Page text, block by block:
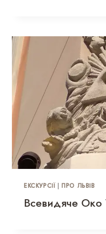
ЕКСКУРСІЇ|ПРО ЛЬВІВ
Всевидяче Око